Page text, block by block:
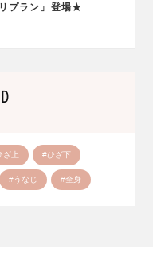
プラン」登場★
ざ上 #ひざ下
#うなじ #全身